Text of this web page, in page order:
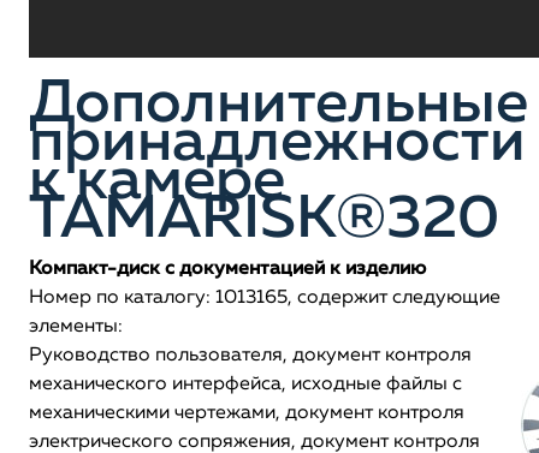
Дополнительные
принадлежности
к камере
TAMARISK®320
Компакт-диск с документацией к изделию
Номер по каталогу: 1013165, содержит следующие
элементы:
Руководство пользователя, документ контроля
механического интерфейса, исходные файлы с
механическими чертежами, документ контроля
электрического сопряжения, документ контроля